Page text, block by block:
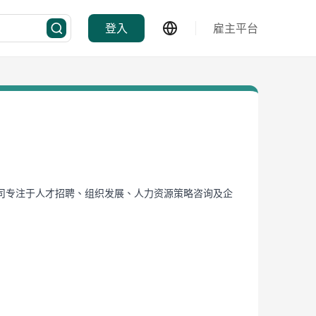
登入 雇主平台
注于人才招聘、组织发展、人力资源策略咨询及企
优秀人才与优质企业，推动企业长期发展及人才价